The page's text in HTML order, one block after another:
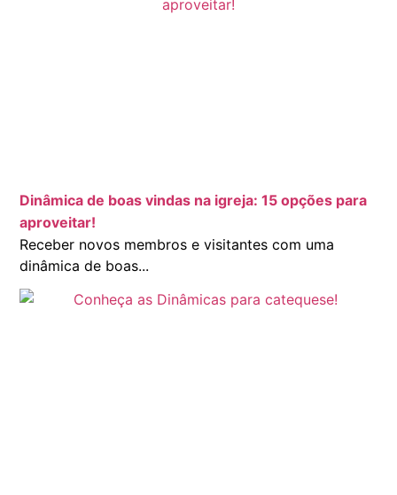
Dinâmica de boas vindas na igreja: 15 opções para
aproveitar!
Receber novos membros e visitantes com uma
dinâmica de boas...